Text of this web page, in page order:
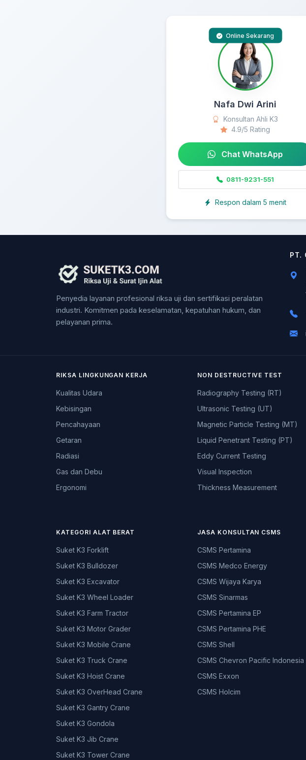
Online Sekarang
Nafa Dwi Arini
Konsultan Ahli K3
4.9/5 Rating
Chat WhatsApp
0811-9231-551
Respon dalam 5 menit
Penyedia layanan profesional riksa uji dan sertifikasi peralatan
industri. Komitmen pada keselamatan, kepatuhan hukum, dan
pelayanan prima.
PT.
RIKSA LINGKUNGAN KERJA
Kualitas Udara
Kebisingan
Pencahayaan
Getaran
Radiasi
Gas dan Debu
Ergonomi
NON DESTRUCTIVE TEST
Radiography Testing (RT)
Ultrasonic Testing (UT)
Magnetic Particle Testing (MT)
Liquid Penetrant Testing (PT)
Eddy Current Testing
Visual Inspection
Thickness Measurement
KATEGORI ALAT BERAT
Suket K3 Forklift
Suket K3 Bulldozer
Suket K3 Excavator
Suket K3 Wheel Loader
Suket K3 Farm Tractor
Suket K3 Motor Grader
Suket K3 Mobile Crane
Suket K3 Truck Crane
Suket K3 Hoist Crane
Suket K3 OverHead Crane
Suket K3 Gantry Crane
Suket K3 Gondola
Suket K3 Jib Crane
Suket K3 Tower Crane
JASA KONSULTAN CSMS
CSMS Pertamina
CSMS Medco Energy
CSMS Wijaya Karya
CSMS Sinarmas
CSMS Pertamina EP
CSMS Pertamina PHE
CSMS Shell
CSMS Chevron Pacific Indonesia
CSMS Exxon
CSMS Holcim